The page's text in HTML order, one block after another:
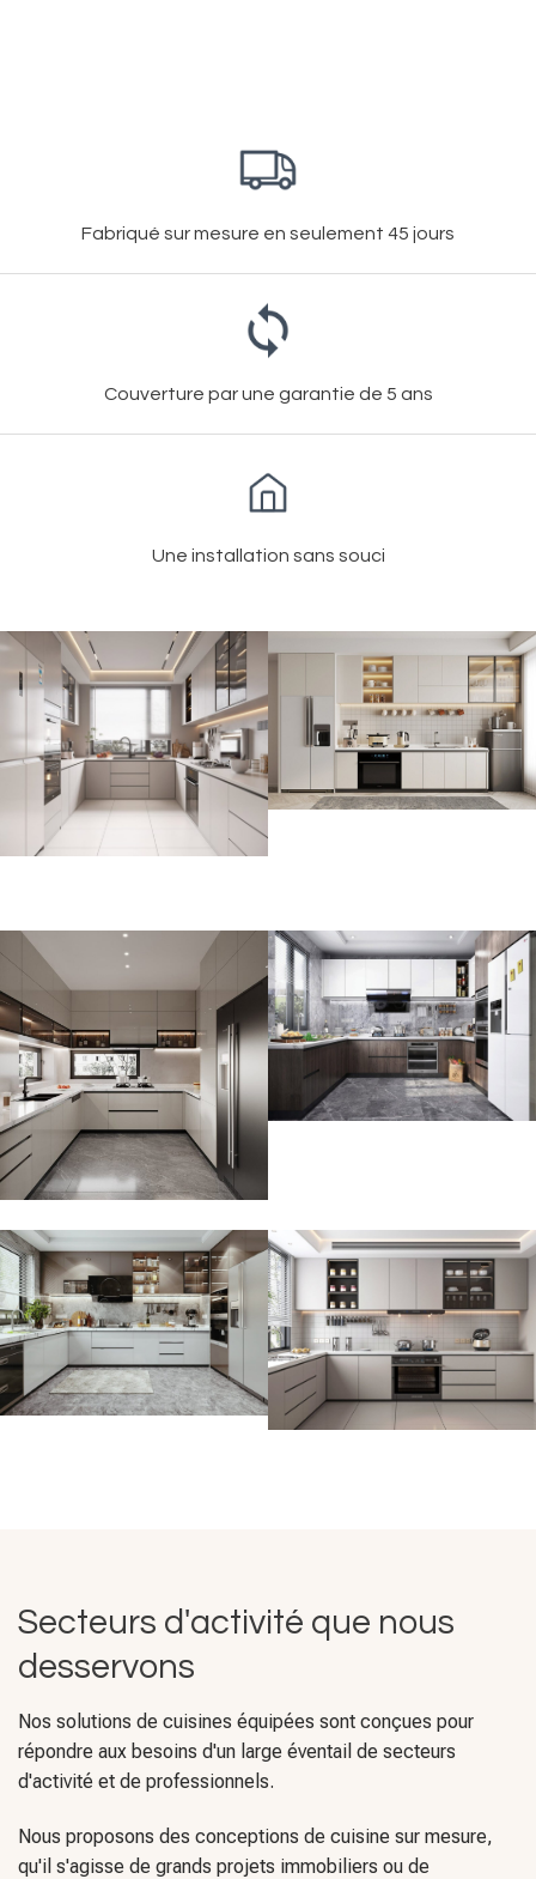
Fabriqué sur mesure en seulement 45 jours
Couverture par une garantie de 5 ans
Une installation sans souci
Secteurs d'activité que nous
desservons
Nos solutions de cuisines équipées sont conçues pour
répondre aux besoins d'un large éventail de secteurs
d'activité et de professionnels.
Nous proposons des conceptions de cuisine sur mesure,
qu'il s'agisse de grands projets immobiliers ou de